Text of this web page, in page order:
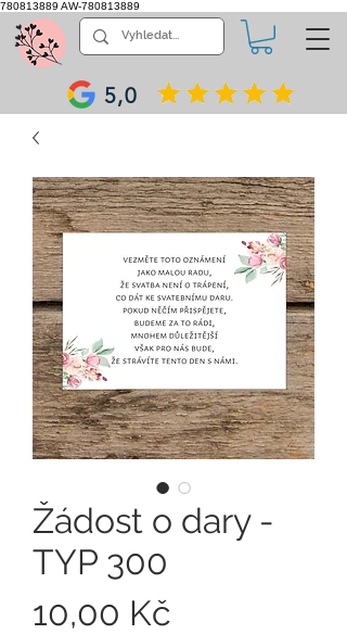
780813889 AW-780813889
5,0
Žádost o dary -
TYP 300
10,00 Kč